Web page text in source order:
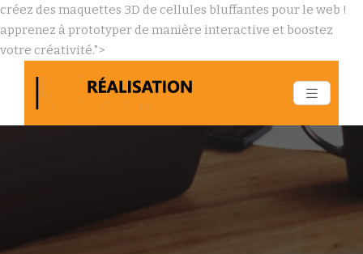
créez des maquettes 3D de cellules bluffantes pour le web !
apprenez à prototyper de manière interactive et boostez
votre créativité.">